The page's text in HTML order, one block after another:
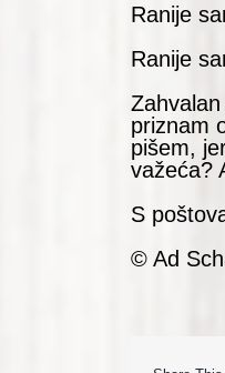
Ranije
Ranije
priznam
pišem,
važeća?
S
© Ad